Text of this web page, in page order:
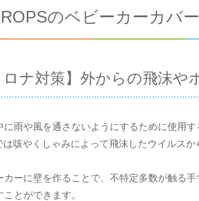
のベビーカーカバー
ナ対策】外からの飛沫や
に雨や風を通さないようにするために使用
は咳やくしゃみによって飛沫したウイルス
カーに壁を作ることで、不特定多数が触る
とができます。